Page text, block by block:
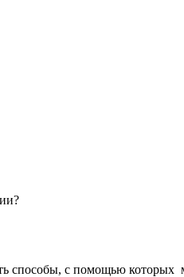
способы, с помощью